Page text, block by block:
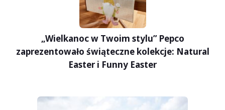
„Wielkanoc w Twoim stylu” Pepco
zaprezentowało świąteczne kolekcje: Natural
Easter i Funny Easter